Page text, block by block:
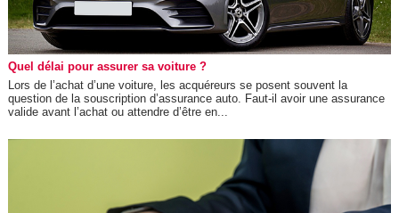
Quel délai pour assurer sa voiture ?
Lors de l’achat d’une voiture, les acquéreurs se posent souvent la
question de la souscription d’assurance auto. Faut-il avoir une assurance
valide avant l’achat ou attendre d’être en...